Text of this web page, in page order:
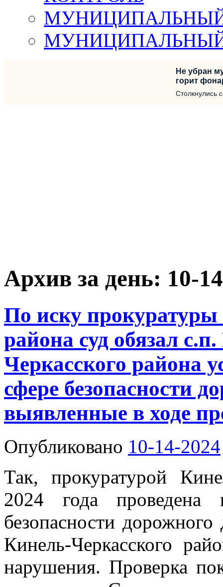
Не убран
горит
Столкнулись
Архив за день: 10-
По иску
района суд обязал
Черкасского района
сфере безопасности
выявленные в ходе
Опубликовано 10-14-2024
Так, прокуратурой
2024 года проведена
безопасности
Кинель-Черкасского
нарушения. Проверка